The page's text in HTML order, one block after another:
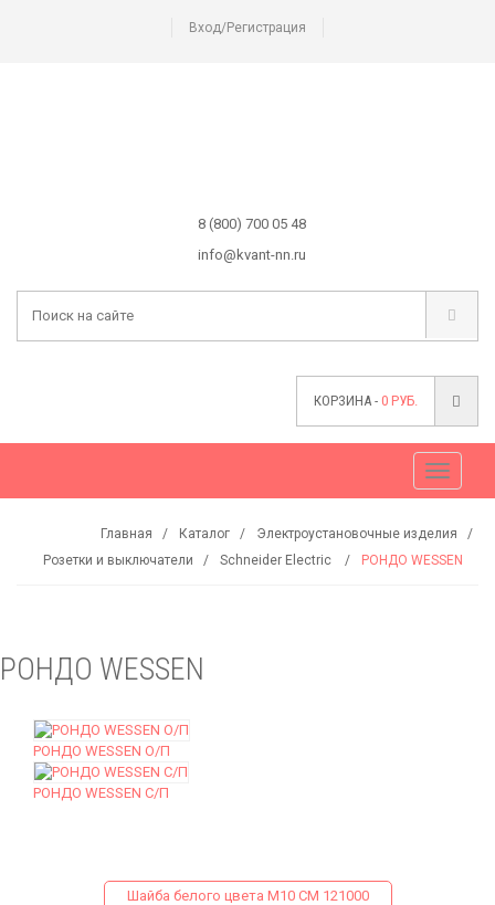
Вход/Регистрация
8 (800) 700 05 48
info@kvant-nn.ru
КОРЗИНА - 0 РУБ.
Меню
Главная Каталог
Электроустановочные изделия
Розетки и выключатели
Schneider Electric РОНДО WESSEN
РОНДО WESSEN
РОНДО WESSEN О/П
РОНДО WESSEN С/П
Шайба белого цвета М10 СМ 121000